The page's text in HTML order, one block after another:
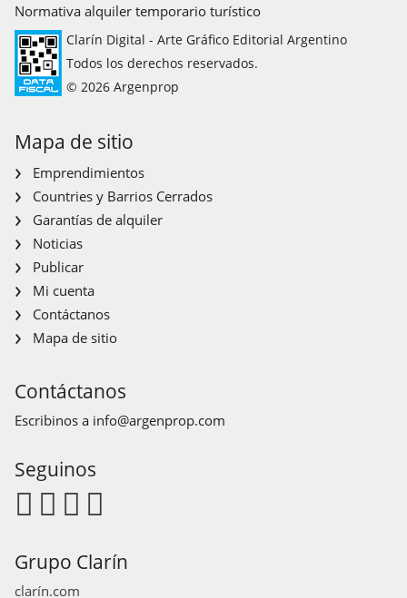
Normativa alquiler temporario turístico
Clarín Digital - Arte Gráfico Editorial Argentino
Todos los derechos reservados.
© 2026 Argenprop
Mapa de sitio
Emprendimientos
Countries y Barrios Cerrados
Garantías de alquiler
Noticias
Publicar
Mi cuenta
Contáctanos
Mapa de sitio
Contáctanos
Escribinos a info@argenprop.com
Seguinos
Grupo Clarín
clarín.com